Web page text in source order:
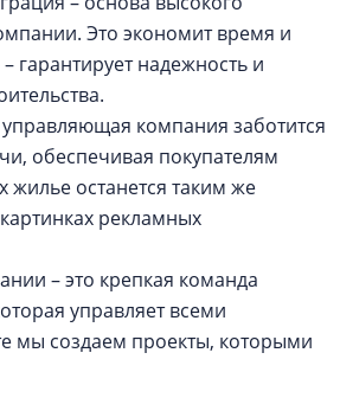
Это экономит время и
гарантирует надежность и
компания заботится
обеспечивая покупателям
жилье останется таким же
рекламных
– это крепкая команда
управляет всеми
мы создаем проекты, которыми